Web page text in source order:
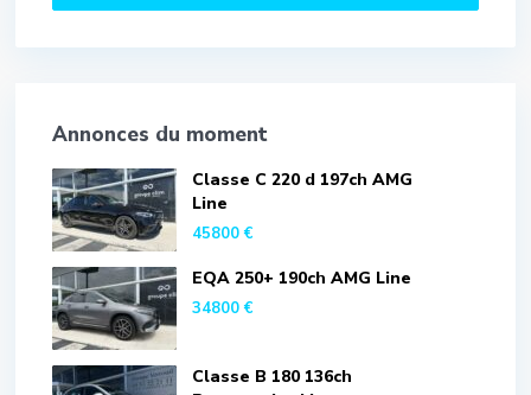
Annonces du moment
Classe C 220 d 197ch AMG
Line
45800 €
EQA 250+ 190ch AMG Line
34800 €
Classe B 180 136ch